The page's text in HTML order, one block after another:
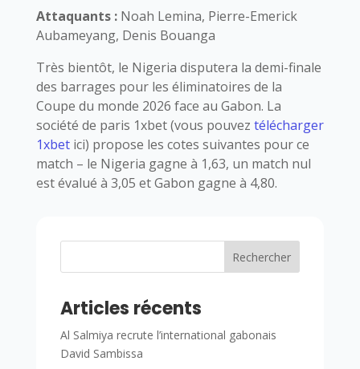
Attaquants : Noah Lemina, Pierre-Emerick
Aubameyang, Denis Bouanga
Très bientôt, le Nigeria disputera la demi-finale
des barrages pour les éliminatoires de la
Coupe du monde 2026 face au Gabon. La
société de paris 1xbet (vous pouvez télécharger
1xbetici) propose les cotes suivantes pour ce
match – le Nigeria gagne à 1,63, un match nul
est évalué à 3,05 et Gabon gagne à 4,80.
Rechercher
Articles récents
Al Salmiya recrute l’international gabonais
David Sambissa